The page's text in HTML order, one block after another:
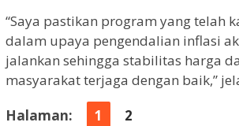
“Saya pastikan program yang telah
dalam upaya pengendalian inflasi
jalankan sehingga stabilitas harga
masyarakat terjaga dengan baik,”
Halaman:
1 2